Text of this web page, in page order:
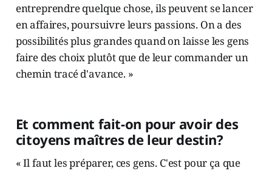
entreprendre quelque chose, ils peuvent se lancer
en affaires, poursuivre leurs passions. On a des
possibilités plus grandes quand on laisse les gens
faire des choix plutôt que de leur commander un
chemin tracé d'avance. »
Et comment fait-on pour avoir des
citoyens maîtres de leur destin?
« Il faut les préparer, ces gens. C'est pour ça que